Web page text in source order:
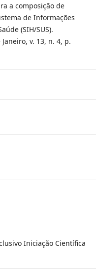
a composição de
de Informações
(SIH/SUS).
v. 13, n. 4, p.
Iniciação Científica